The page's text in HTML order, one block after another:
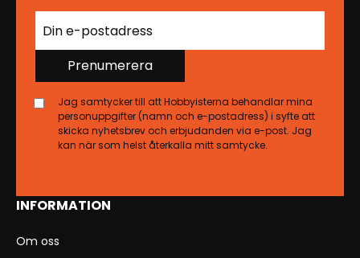
INFORMATION
Om oss
Prenumerera
Jag samtycker till att Hobbyisterna behandlar mina
personuppgifter (namn och e-postadress) i syfte att
skicka nyhetsbrev och erbjudanden via e-post. Jag
kan när som helst återkalla mitt samtycke.